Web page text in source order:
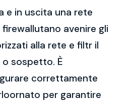
e in uscita una rete
avenire gli
alla rete e filtr il
sospetto. È
correttamente
per garantire